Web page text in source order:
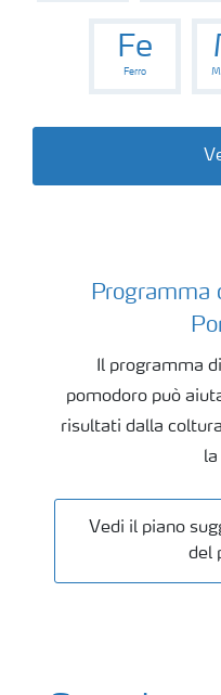
Fe
Ferro
Programma
Il programma
pomodoro può
risultati dalla
Vedi il piano
del